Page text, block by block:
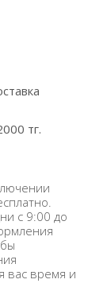
тг.
с 9:00 до
вас время и